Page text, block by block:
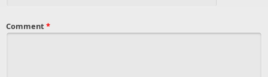
Comment *